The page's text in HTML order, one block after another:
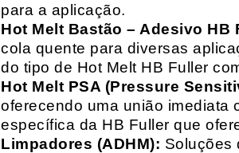
para a aplicação.
Hot Melt Bastão – Adesivo HB
cola quente para diversas
do tipo de Hot Melt HB Fuller
Hot Melt PSA (Pressure
oferecendo uma união imediata
específica da HB Fuller que
Limpadores (ADHM): Soluções